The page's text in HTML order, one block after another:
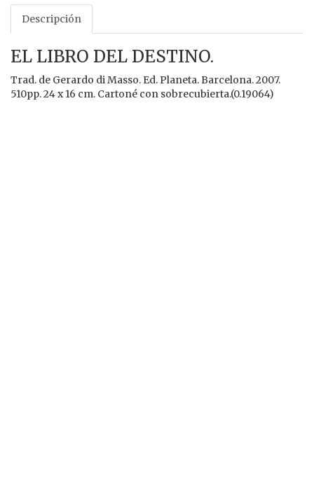
Descripción
EL LIBRO DEL DESTINO.
Trad. de Gerardo di Masso. Ed. Planeta. Barcelona. 2007.
510pp. 24 x 16 cm. Cartoné con sobrecubierta.(0.19064)